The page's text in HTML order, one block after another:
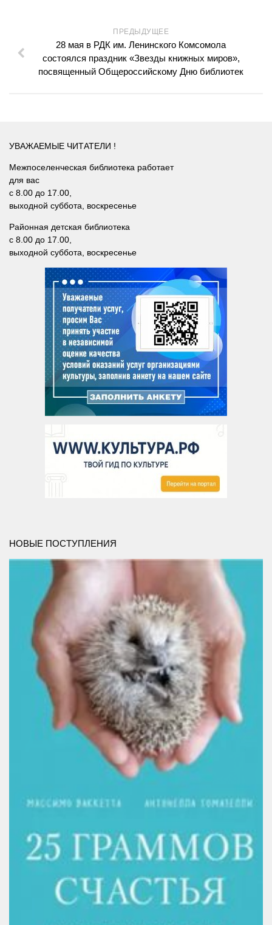
Сельская библиотека д. Шадрино №42
Шибковская сельская библиотека №27
Межпоселенческая библиотека
консультационной работы
Детская библиотека
Личный кабинет
Версия для слабовидящих
ПРЕДЫДУЩЕЕ
28 мая в РДК им. Ленинского Комсомола
состоялся праздник «Звезды книжных миров»,
посвященный Общероссийскому Дню библиотек
УВАЖАЕМЫЕ ЧИТАТЕЛИ !
Межпоселенческая библиотека работает
для вас
с 8.00 до 17.00,
выходной суббота, воскресенье
Районная детская библиотека
с 8.00 до 17.00,
выходной суббота, воскресенье
НОВЫЕ ПОСТУПЛЕНИЯ